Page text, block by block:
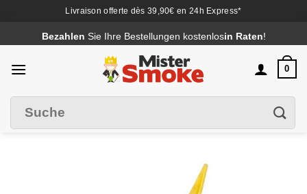
Livraison offerte dès 39,90€ en 24h Express*
au
contenu
Bezahlen Sie Ihre Bestellungen kostenlosin Raten!
0
nach